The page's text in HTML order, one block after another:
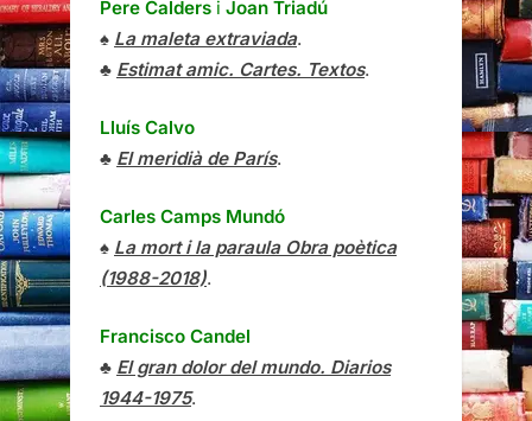
Pere Calders i Joan Triadú
♠ La maleta extraviada.
♣ Estimat amic. Cartes. Textos.
Lluís Calvo
♣ El meridià de París.
Carles Camps Mundó
♠ La mort i la paraula Obra poètica
(1988-2018).
Francisco Candel
♣ El gran dolor del mundo. Diarios
1944-1975.